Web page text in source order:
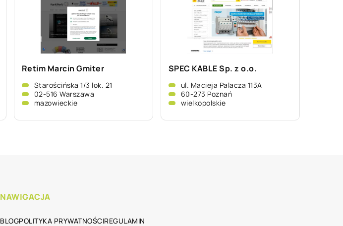
Retim Marcin Gmiter
Starościńska 1/3 lok. 21
02-516 Warszawa
mazowieckie
SPEC KABLE Sp. z o.o.
ul. Macieja Palacza 113A
60-273 Poznań
wielkopolskie
NAWIGACJA
BLOGPOLITYKA PRYWATNOŚCIREGULAMIN